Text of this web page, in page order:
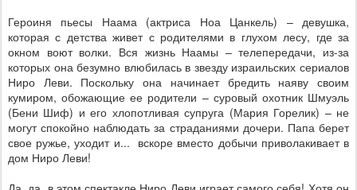
Героиня пьесы Наама (актриса Ноа Цанкель) – девушка,
которая с детства живет с родителями в глухом лесу, где за
окном воют волки. Вся жизнь Наамы – телепередачи, из-за
которых она безумно влюбилась в звезду израильских сериалов
Ниро Леви. Поскольку она начинает бредить наяву своим
кумиром, обожающие ее родители – суровый охотник Шмуэль
(Бени Шиф) и его хлопотливая супруга (Мария Горелик) – не
могут спокойно наблюдать за страданиями дочери. Папа берет
свое ружье, уходит и... вскоре вместо добычи приволакивает в
дом Ниро Леви!